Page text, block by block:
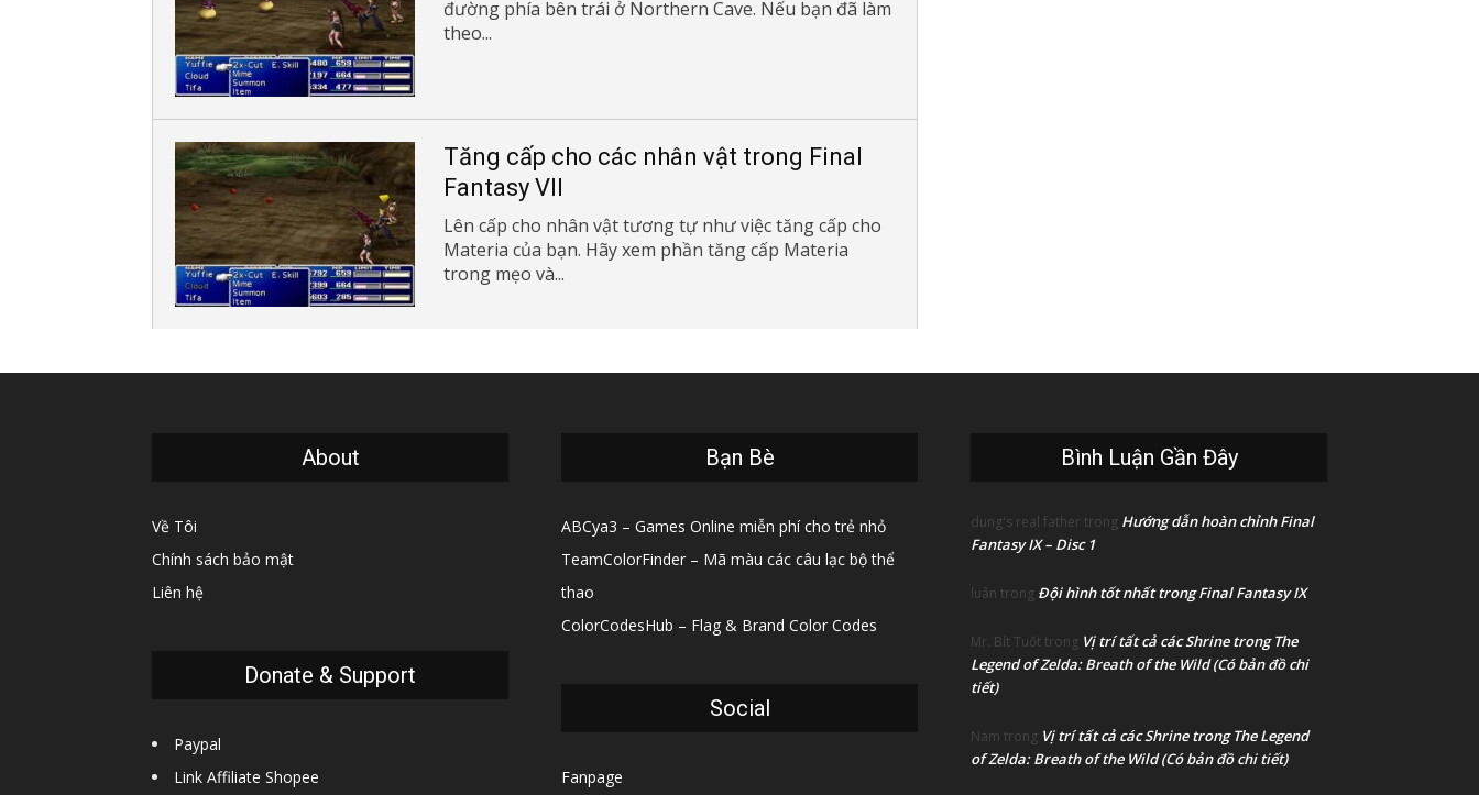
đường phía bên trái ở Northern Cave. Nếu bạn đã làm
theo...
Tăng cấp cho các nhân vật trong Final
Fantasy VII
Lên cấp cho nhân vật tương tự như việc tăng cấp cho
Materia của bạn. Hãy xem phần tăng cấp Materia
trong mẹo và...
About
Về Tôi
Chính sách bảo mật
Liên hệ
Donate & Support
Paypal
Link Affiliate Shopee
Bạn Bè
ABCya3 – Games Online miễn phí cho trẻ nhỏ
TeamColorFinder – Mã màu các câu lạc bộ thể
thao
ColorCodesHub – Flag & Brand Color Codes
Social
Fanpage
Bình Luận Gần Đây
dung's real father trong Hướng dẫn hoàn chỉnh Final
Fantasy IX – Disc 1
luân trong Đội hình tốt nhất trong Final Fantasy IX
Mr. Bít Tuốt trong Vị trí tất cả các Shrine trong The
Legend of Zelda: Breath of the Wild (Có bản đồ chi
tiết)
Nam trong Vị trí tất cả các Shrine trong The Legend
of Zelda: Breath of the Wild (Có bản đồ chi tiết)